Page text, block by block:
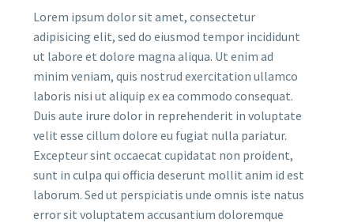
Lorem ipsum dolor sit amet, consectetur
adipisicing elit, sed do eiusmod tempor incididunt
ut labore et dolore magna aliqua. Ut enim ad
minim veniam, quis nostrud exercitation ullamco
laboris nisi ut aliquip ex ea commodo consequat.
Duis aute irure dolor in reprehenderit in voluptate
velit esse cillum dolore eu fugiat nulla pariatur.
Excepteur sint occaecat cupidatat non proident,
sunt in culpa qui officia deserunt mollit anim id est
laborum. Sed ut perspiciatis unde omnis iste natus
error sit voluptatem accusantium doloremque